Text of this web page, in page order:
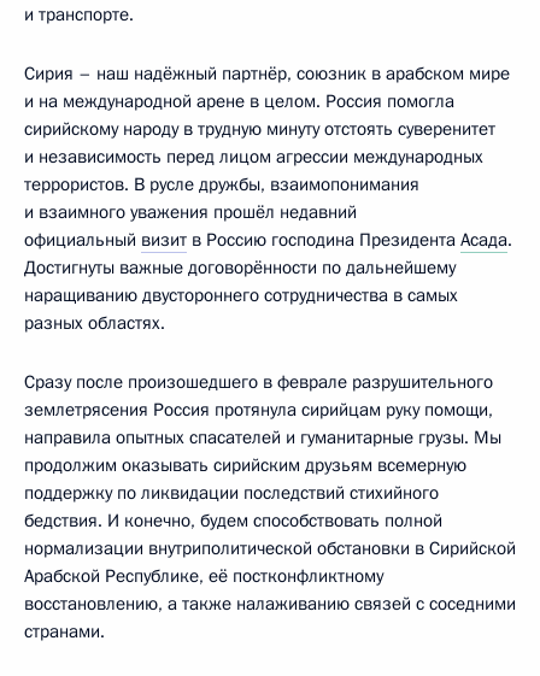
и транспорте.
Сирия – наш надёжный партнёр, союзник в арабском мире
и на международной арене в целом. Россия помогла
сирийскому народу в трудную минуту отстоять суверенитет
и независимость перед лицом агрессии международных
террористов. В русле дружбы, взаимопонимания
и взаимного уважения прошёл недавний
официальный визит в Россию господина Президента Асада.
Достигнуты важные договорённости по дальнейшему
наращиванию двустороннего сотрудничества в самых
разных областях.
Сразу после произошедшего в феврале разрушительного
землетрясения Россия протянула сирийцам руку помощи,
направила опытных спасателей и гуманитарные грузы. Мы
продолжим оказывать сирийским друзьям всемерную
поддержку по ликвидации последствий стихийного
бедствия. И конечно, будем способствовать полной
нормализации внутриполитической обстановки в Сирийской
Арабской Республике, её постконфликтному
восстановлению, а также налаживанию связей с соседними
странами.